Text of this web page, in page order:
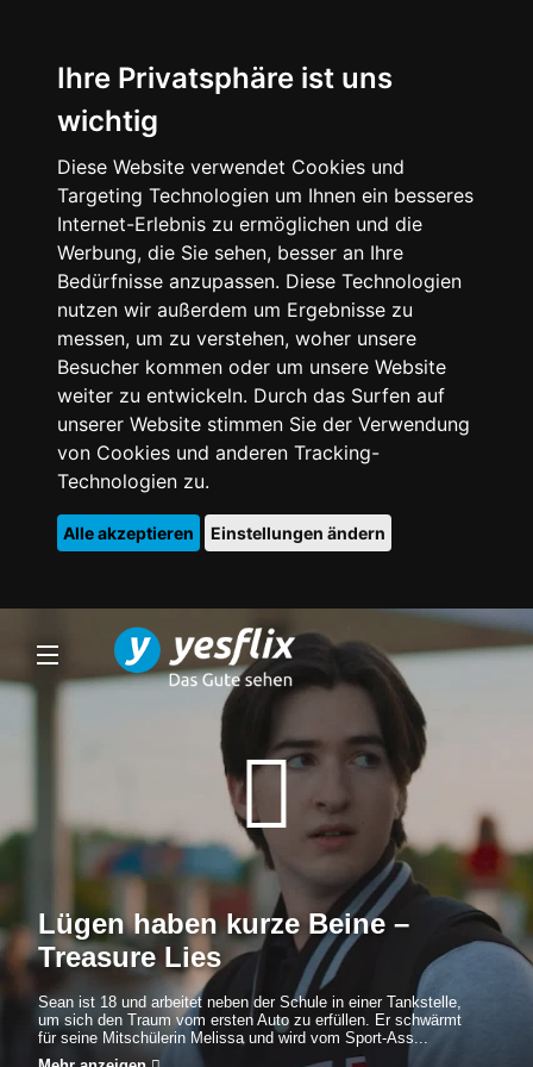
Ihre Privatsphäre ist uns
wichtig
Diese Website verwendet Cookies und
Targeting Technologien um Ihnen ein besseres
Internet-Erlebnis zu ermöglichen und die
Werbung, die Sie sehen, besser an Ihre
Bedürfnisse anzupassen. Diese Technologien
nutzen wir außerdem um Ergebnisse zu
messen, um zu verstehen, woher unsere
Besucher kommen oder um unsere Website
weiter zu entwickeln. Durch das Surfen auf
unserer Website stimmen Sie der Verwendung
von Cookies und anderen Tracking-
Technologien zu.
Alle akzeptieren Einstellungen ändern
Lügen haben kurze Beine –
Treasure Lies
Sean ist 18 und arbeitet neben der Schule in einer Tankstelle,
um sich den Traum vom ersten Auto zu erfüllen. Er schwärmt
für seine Mitschülerin Melissa und wird vom Sport-Ass...